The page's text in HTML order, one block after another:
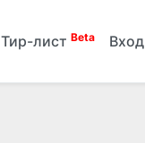
Тир-лист Beta Вход